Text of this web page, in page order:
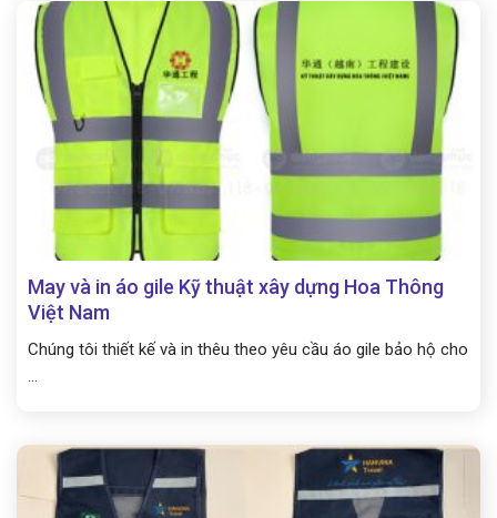
May và in áo gile Kỹ thuật xây dựng Hoa Thông
Việt Nam
Chúng tôi thiết kế và in thêu theo yêu cầu áo gile bảo hộ cho
...